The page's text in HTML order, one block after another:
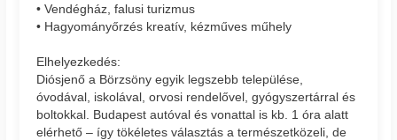
• Vendégház, falusi turizmus
• Hagyományőrzés kreatív, kézműves műhely
Elhelyezkedés:
Diósjenő a Börzsöny egyik legszebb települése,
óvodával, iskolával, orvosi rendelővel, gyógyszertárral és
boltokkal. Budapest autóval és vonattal is kb. 1 óra alatt
elérhető – így tökéletes választás a természetközeli, de